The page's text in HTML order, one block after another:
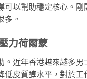
可以幫助穩定核心。
多。
力荷爾蒙
。近年香港越來越多
低皮質醇水平，對於